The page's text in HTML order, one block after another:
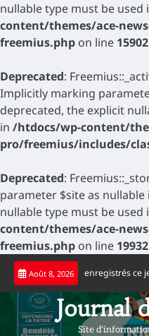
nullable type must be used
content/themes/ace-
freemius.php on line 15902
Deprecated:
Implicitly marking
deprecated, the explicit
in /htdocs/wp-content/
pro/freemius/includes/
Deprecated:
parameter $site as
nullable type must be used
content/themes/ace-
freemius.php on line 19932
Skip
content
Août 8, 2026
d’Ebola enregistrés ce jeudi
Journal
Site